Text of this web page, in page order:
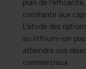
constante aux
L'étude des
au lithium-ion
atteindre vos
commerciaux.